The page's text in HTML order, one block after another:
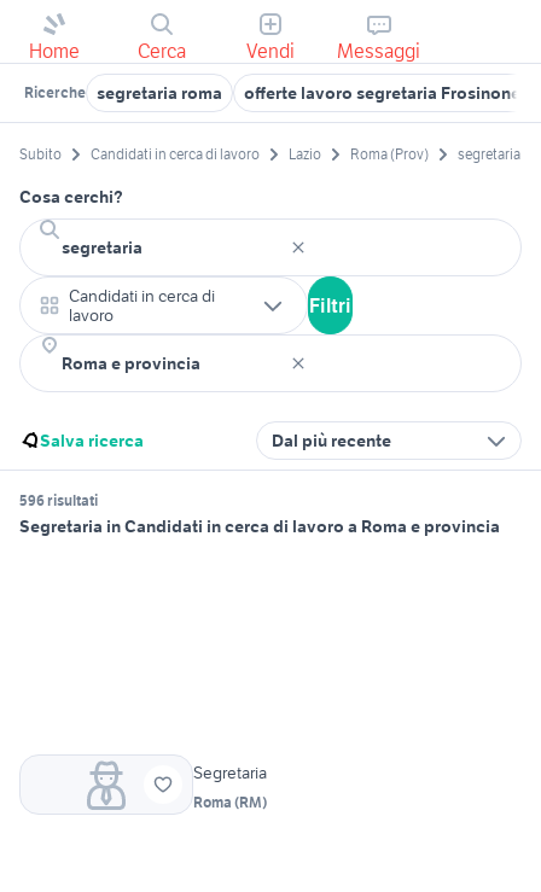
Home Cerca Vendi Messaggi
Ricerche segretaria roma offerte lavoro segretaria Frosinone
Subito Candidati in cerca di lavoro Lazio Roma (Prov) segretaria
Cosa cerchi?
Candidati in cerca di
lavoro
Filtri
Salva ricerca Dal più recente
596 risultati
Segretaria in Candidati in cerca di lavoro a Roma e provincia
Segretaria
Roma (RM)